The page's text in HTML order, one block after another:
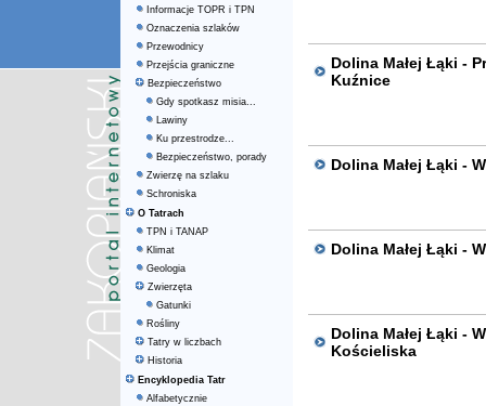
Informacje TOPR i TPN
Oznaczenia szlaków
Przewodnicy
Przejścia graniczne
Bezpieczeństwo
Gdy spotkasz misia...
Lawiny
Ku przestrodze...
Bezpieczeństwo, porady
Zwierzę na szlaku
Schroniska
O Tatrach
TPN i TANAP
Klimat
Geologia
Zwierzęta
Gatunki
Rośliny
Tatry w liczbach
Historia
Encyklopedia Tatr
Alfabetycznie
Dolina Małej Łąki -
Kuźnice
Dolina Małej Łąki -
Dolina Małej Łąki -
Dolina Małej Łąki -
Kościeliska